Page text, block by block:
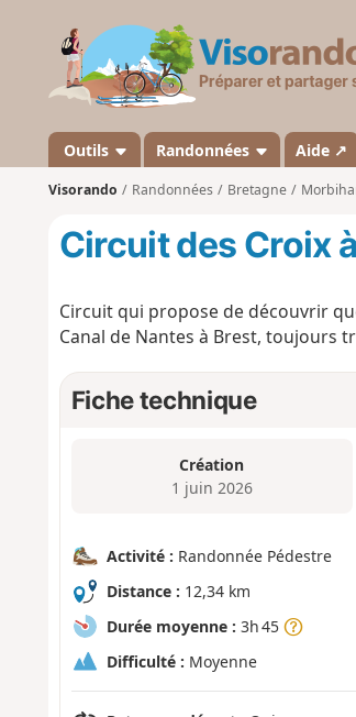
Outils Randonnées Aide ↗
Visorando Randonnées Bretagne
Circuit des Croix
Circuit qui propose de découvrir
Canal de Nantes à Brest, toujours
Fiche technique
Création
1 juin 2026
Activité : Randonnée Pédestre
Distance : 12,34 km
Durée moyenne : 3h 45
Difficulté : Moyenne